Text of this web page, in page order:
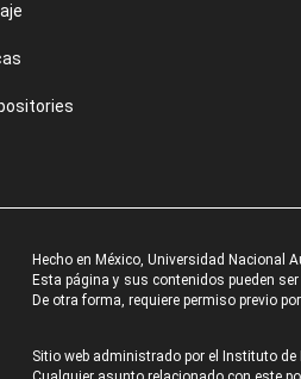
Hecho en México, Universidad Nacional
Esta página y sus contenidos pueden
De otra forma, requiere permiso previo
Sitio web administrado por el Instituto